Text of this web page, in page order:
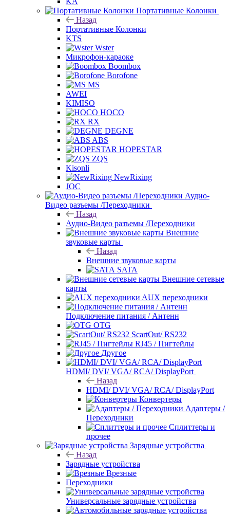
Портативные Колонки
Назад
Портативные Колонки
KTS
Wster
Микрофон-караоке
Boombox
Borofone
MS
AWEI
KIMISO
HOCO
RX
DEGNE
ABS
HOPESTAR
ZQS
Kisonli
NewRixing
JOC
Аудио-
Видео разъемы /Переходники
Назад
Аудио-Видео разъемы /Переходники
Внешние
звуковые карты
Назад
Внешние звуковые карты
SATA
Внешние сетевые
карты
AUX переходники
Подключение питания / Антенн
OTG
ScartOut/ RS232
RJ45 / Пигтейлы
Другое
HDMI/ DVI/ VGA/ RCA/ DisplayPort
Назад
HDMI/ DVI/ VGA/ RCA/ DisplayPort
Конвертеры
Адаптеры /
Переходники
Сплиттеры и
прочее
Зарядные устройства
Назад
Зарядные устройства
Врезные
Переходники
Универсальные зарядные устройства